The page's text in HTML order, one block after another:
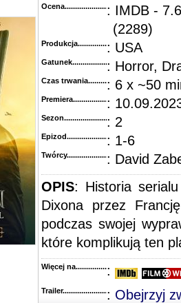
Ocena.............................................
: IMDB -
(2289)
Produkcja.........................................
: USA
Gatunek...........................................
: Horror,
Czas trwania......................................
: 6 x ~50
Premiera..........................................
:
Sezon.............................................
: 2
Epizod............................................
: 1-6
Twórcy...........................................
: David
OPIS: Historia
Dixona przez
podczas swojej
które komplikują ten
Więcej na........................................
:
Trailer...........................................
: Obejrzyj